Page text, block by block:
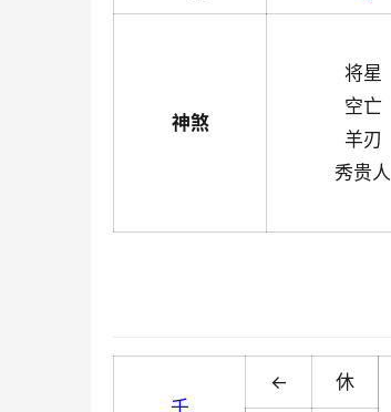
神煞
将星
空亡
羊刃
秀贵人
壬
←
休